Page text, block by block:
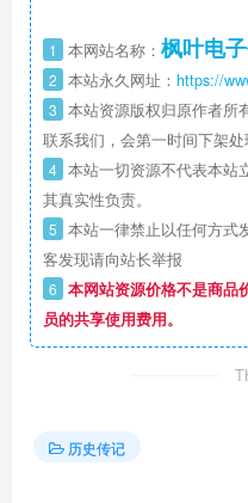
1 本网站名称： 枫叶电
2 本站永久网址： https://
3 本站资源版权归原作者所
联系我们，会第一时间下架处
4 本站一切资源不代表本站
其真实性负责。
5 本站一律禁止以任何方式
客发现请向站长举报
6 本网站资源价格不是商品
员的共享使用费用。
历史传记